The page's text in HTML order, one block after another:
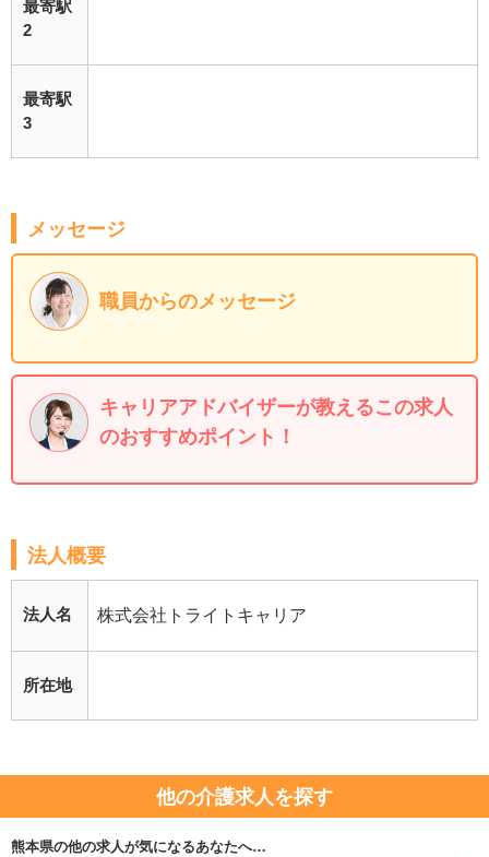
最寄駅
2
最寄駅
3
メッセージ
職員からのメッセージ
キャリアアドバイザーが教えるこの求人
のおすすめポイント！
法人概要
法人名 株式会社トライトキャリア
所在地
他の介護求人を探す
熊本県の他の求人が気になるあなたへ…